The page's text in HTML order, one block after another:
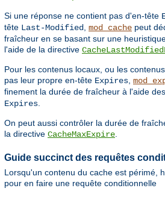
Si une réponse ne contient pas d'en-tête
tête Last-Modified mod_cache peut
fraîcheur en se basant sur une
l'aide de la directive
Pour les contenus locaux, ou les
pas leur propre en-tête Expires
finement la durée de fraîcheur à l'aide
Expires
On peut aussi contrôler la durée de
la directive CacheMaxExpire
Guide succinct des requêtes
Lorsqu'un contenu du cache est périmé,
pour en faire une requête conditionnelle